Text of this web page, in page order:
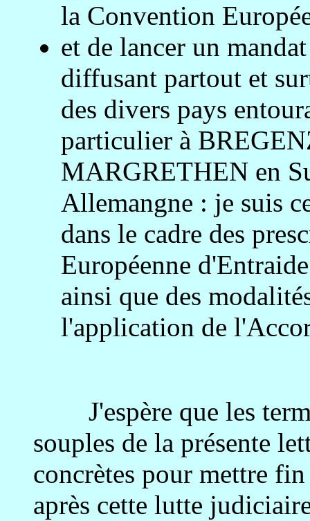
la Convention
et de lancer un
diffusant partout et
des divers pays
particulier à
MARGRETHEN en
Allemangne : je suis
dans le cadre des
Européenne
ainsi que des
l'application de
J'espère que les
souples de la présente
concrètes pour mettre
après cette lutte